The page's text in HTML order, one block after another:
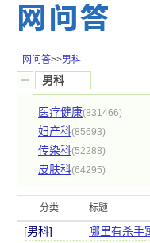
网问答>>男科
男科
医疗健康(831466)
妇产科(85693)
传染科(52288)
皮肤科(64295)
分类 标题
[男科]
哪里有杀手